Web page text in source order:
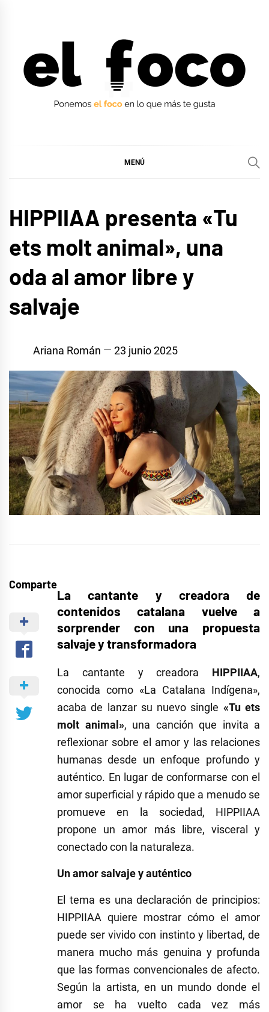
MENÚ
HIPPIIAA presenta «Tu
ets molt animal», una
oda al amor libre y
salvaje
Ariana Román 23 junio 2025
Comparte
La cantante y creadora de
contenidos catalana vuelve a
sorprender con una propuesta
salvaje y transformadora
La cantante y creadora HIPPIIAA,
conocida como «La Catalana Indígena»,
acaba de lanzar su nuevo single «Tu ets
molt animal», una canción que invita a
reflexionar sobre el amor y las relaciones
humanas desde un enfoque profundo y
auténtico. En lugar de conformarse con el
amor superficial y rápido que a menudo se
promueve en la sociedad, HIPPIIAA
propone un amor más libre, visceral y
conectado con la naturaleza.
Un amor salvaje y auténtico
El tema es una declaración de principios:
HIPPIIAA quiere mostrar cómo el amor
puede ser vivido con instinto y libertad, de
manera mucho más genuina y profunda
que las formas convencionales de afecto.
Según la artista, en un mundo donde el
amor se ha vuelto cada vez más